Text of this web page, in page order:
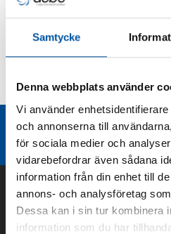
Samtycke
Denna webbplats använder
Vi använder
och annonserna till
för sociala medier och
vidarebefordrar även sådana
information från din enhet till
annons- och analysföretag
Dessa kan i sin tur kombinera
information som du har
Produktbeskrivning
Kurvor
Teknisk dokumentation
Liknande